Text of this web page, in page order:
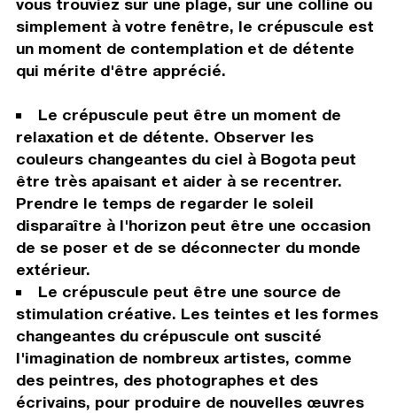
vous trouviez sur une plage, sur une colline ou
simplement à votre fenêtre, le crépuscule est
un moment de contemplation et de détente
qui mérite d'être apprécié.
Le crépuscule peut être un moment de
relaxation et de détente. Observer les
couleurs changeantes du ciel à Bogota peut
être très apaisant et aider à se recentrer.
Prendre le temps de regarder le soleil
disparaître à l'horizon peut être une occasion
de se poser et de se déconnecter du monde
extérieur.
Le crépuscule peut être une source de
stimulation créative. Les teintes et les formes
changeantes du crépuscule ont suscité
l'imagination de nombreux artistes, comme
des peintres, des photographes et des
écrivains, pour produire de nouvelles œuvres